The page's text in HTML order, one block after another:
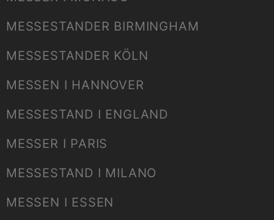
MESSESTANDER BIRMINGHAM
MESSESTANDER KÖLN
MESSEN I HANNOVER
MESSESTAND I ENGLAND
MESSER I PARIS
MESSESTAND I MILANO
MESSEN I ESSEN